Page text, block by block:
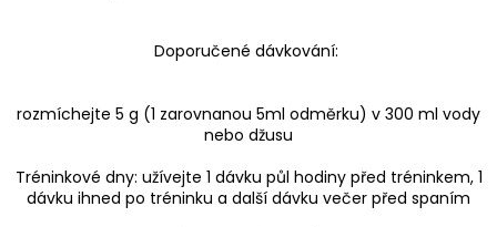
Doporučené dávkování:
rozmíchejte 5 g (1 zarovnanou 5ml odměrku) v 300 ml vody
nebo džusu
Tréninkové dny: užívejte 1 dávku půl hodiny před tréninkem, 1
dávku ihned po tréninku a další dávku večer před spaním